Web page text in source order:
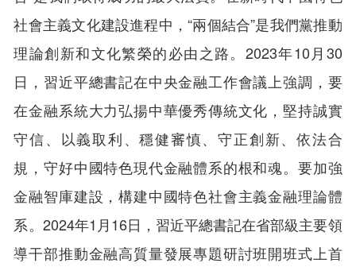
社會主義文化建設進程中，“兩個結合”是我們黨推動
理論創新和文化繁榮的必由之路。2023年10月30
日，習近平總書記在中央金融工作會議上強調，要
在金融系統大力弘揚中華優秀傳統文化，堅持誠實
守信、以義取利、穩健審慎、守正創新、依法合
規，守好中國特色現代金融體系的根和魂。要加強
金融智庫建設，構建中國特色社會主義金融理論體
系。2024年1月16日，習近平總書記在省部級主要領
導干部推動金融高質量發展專題研討班開班式上首